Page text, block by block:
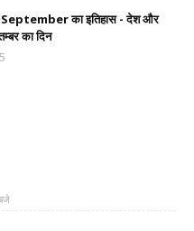
का इतिहास - देश और
का दिन